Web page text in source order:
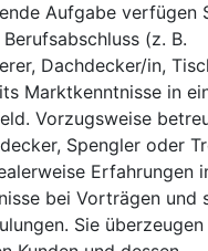
Aufgabe verfügen
(z. B.
Dachdecker/in,
Marktkenntnisse in
Vorzugsweise
Spengler oder
Erfahrungen
bei Vorträgen und
Sie